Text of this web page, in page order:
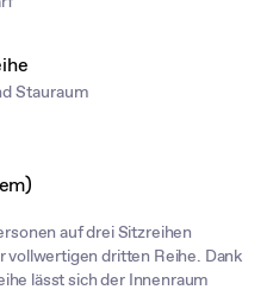
Stauraum
auf drei Sitzreihen
vollwertigen dritten Reihe. Dank
lässt sich der Innenraum